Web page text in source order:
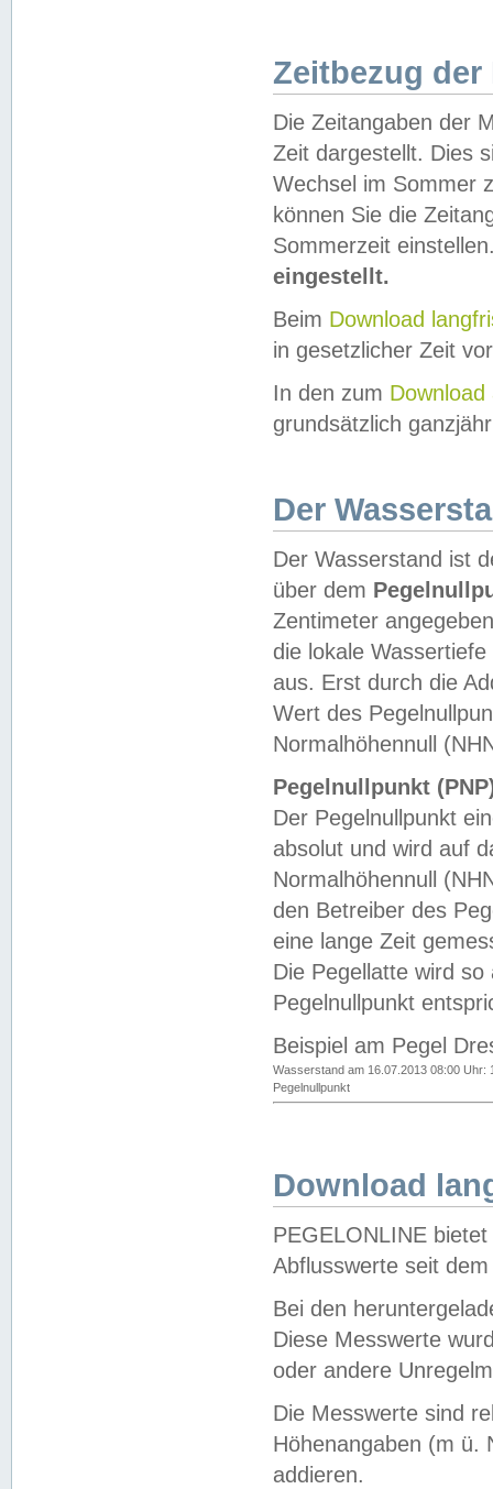
Zeitbezug der
Die Zeitangaben der
Zeit dargestellt. Dies
Wechsel im Sommer
können Sie die
Sommerzeit
eingestellt.
Beim Download
in gesetzlicher Zeit
In den zum Download
grundsätzlich
Der
Der Wasserstand ist
über dem
Zentimeter
die lokale
aus. Erst durch die
Wert des
Normalhöhennull
Pegelnullpunkt
Der Pegelnullpunkt
absolut und wird auf
Normalhöhennull
den Betreiber des
eine lange Zeit
Die Pegellatte wird
Pegelnullpunkt
Beispiel am Pegel
Wasserstand am 16.07.2013 08:00 Uhr:
Pegelnullpunkt
Download
PEGELONLINE
Abflusswerte seit
Bei den
Diese Messwerte
oder andere
Die Messwerte sind
Höhenangaben (m ü.
addieren.